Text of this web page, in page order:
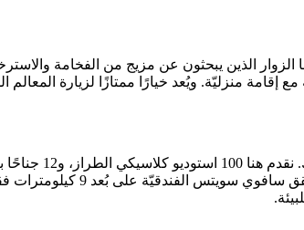
منزليّة. ويُعد خيارًا ممتازًا لزيارة
إذا كنت مقبلًا
أيضًا غرفة مؤتمرات وحفلات.